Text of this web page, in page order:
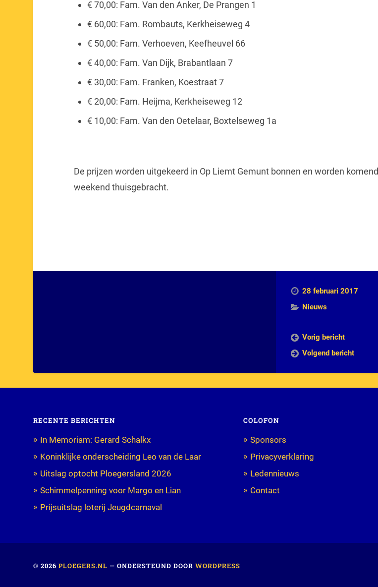
€ 70,00: Fam. Van den Anker, De Prangen 1
€ 60,00: Fam. Rombauts, Kerkheiseweg 4
€ 50,00: Fam. Verhoeven, Keefheuvel 66
€ 40,00: Fam. Van Dijk, Brabantlaan 7
€ 30,00: Fam. Franken, Koestraat 7
€ 20,00: Fam. Heijma, Kerkheiseweg 12
€ 10,00: Fam. Van den Oetelaar, Boxtelseweg 1a
De prijzen worden uitgekeerd in Op Liemt Gemunt bonnen en worden komend
weekend thuisgebracht.
28 februari 2017
Nieuws
Vorig bericht
Volgend bericht
RECENTE BERICHTEN
In Memoriam: Gerard Schalkx
Koninklijke onderscheiding Leo van de Laar
Uitslag optocht Ploegersland 2026
Schimmelpenning voor Margo en Lian
Prijsuitslag loterij Jeugdcarnaval
COLOFON
Sponsors
Privacyverklaring
Ledennieuws
Contact
© 2026PLOEGERS.NL — ONDERSTEUND DOORWORDPRESS